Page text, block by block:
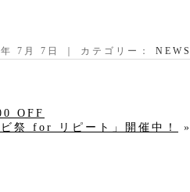
7月 7日 ｜ カテゴリー： NEWS
OFF
祭 for リピート」開催中！
»